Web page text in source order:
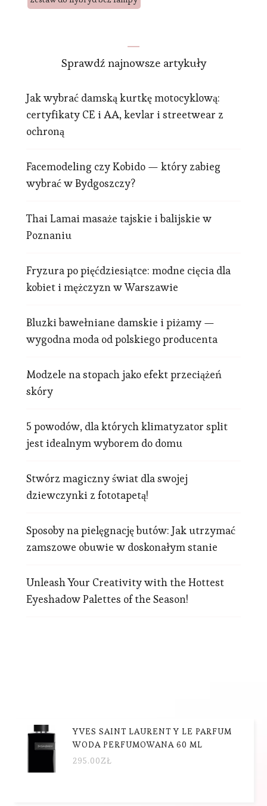
Sprawdź najnowsze artykuły
Jak wybrać damską kurtkę motocyklową:
certyfikaty CE i AA, kevlar i streetwear z
ochroną
Facemodeling czy Kobido — który zabieg
wybrać w Bydgoszczy?
Thai Lamai masaże tajskie i balijskie w
Poznaniu
Fryzura po pięćdziesiątce: modne cięcia dla
kobiet i mężczyzn w Warszawie
Bluzki bawełniane damskie i piżamy —
wygodna moda od polskiego producenta
Modzele na stopach jako efekt przeciążeń
skóry
5 powodów, dla których klimatyzator split
jest idealnym wyborem do domu
Stwórz magiczny świat dla swojej
dziewczynki z fototapetą!
Sposoby na pielęgnację butów: Jak utrzymać
zamszowe obuwie w doskonałym stanie
Unleash Your Creativity with the Hottest
Eyeshadow Palettes of the Season!
YVES SAINT LAURENT Y LE PARFUM
WODA PERFUMOWANA 60 ML
295.00ZŁ